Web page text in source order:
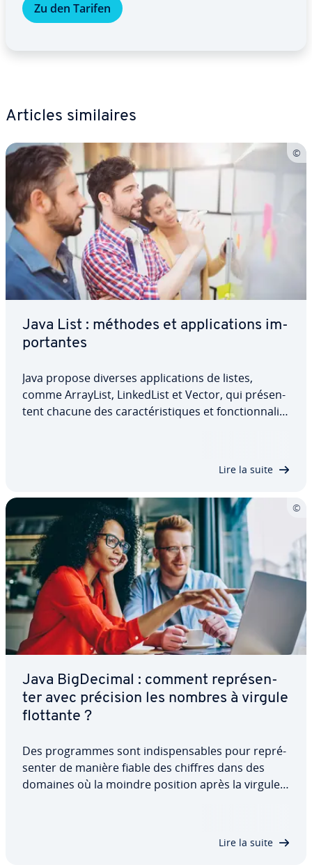
Zu den Tarifen
Articles si­mi­laires
Java List : méthodes et ap­pli­ca­tions im­
por­tantes
Java propose diverses ap­pli­ca­tions de listes,
comme ArrayList, Lin­ked­List et Vector, qui pré­sen­
tent chacune des ca­rac­té­ris­tiques et fonc­tion­na­li­
Lire la suite
Java Big­De­ci­mal : comment re­pré­sen­
ter avec précision les nombres à virgule
flottante ?
Des pro­grammes sont in­dis­pen­sables pour re­pré­
sen­ter de manière fiable des chiffres dans des
domaines où la moindre position après la virgule
Lire la suite